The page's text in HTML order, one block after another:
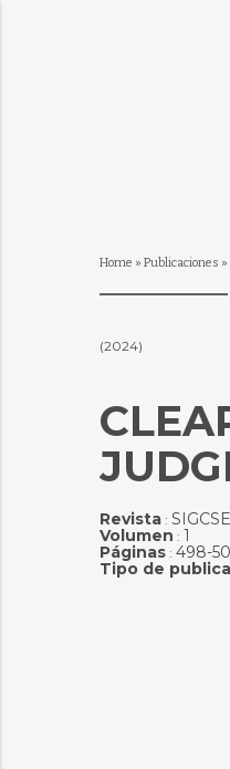
Home » Publicaciones »
(2024)
Revista:
Volumen : 1
Páginas: 498-
Tipo de